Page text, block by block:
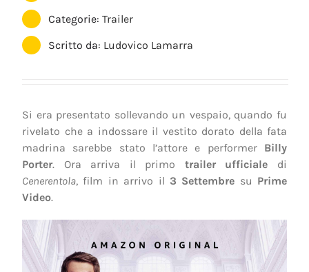
Categorie:Trailer
Scritto da: Ludovico Lamarra
Si era presentato sollevando un vespaio, quando fu
rivelato che a indossare il vestito dorato della fata
madrina sarebbe stato l’attore e performer Billy
Porter. Ora arriva il primo trailer ufficiale di
Cenerentola, film in arrivo il 3 Settembre su Prime
Video.